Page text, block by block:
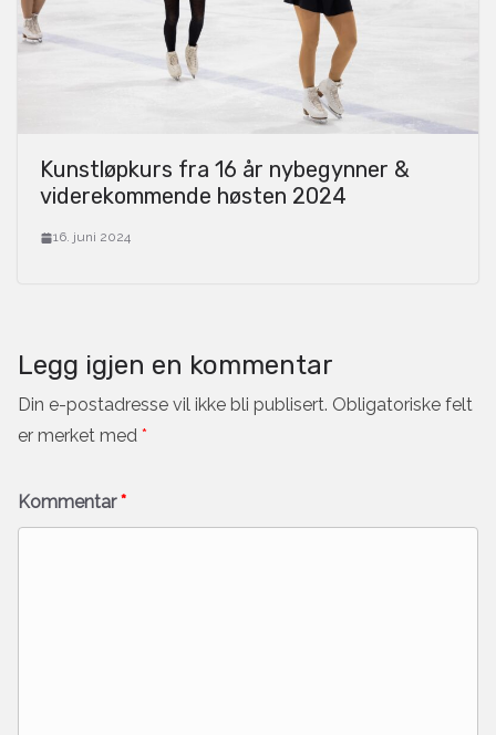
Kunstløpkurs fra 16 år nybegynner &
viderekommende høsten 2024
16. juni 2024
Legg igjen en kommentar
Din e-postadresse vil ikke bli publisert. Obligatoriske felt
er merket med *
Kommentar*